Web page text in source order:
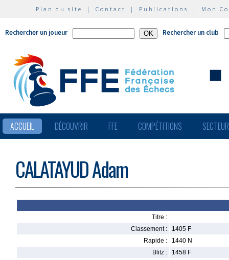
Plan du site | Contact | Publications | Mon
Rechercher un joueur Rechercher un club
ACCUEIL DÉCOUVRIR FFE COMPÉTITIONS
CALATAYUD Adam
Titre :
Classement :
1405 F
Rapide :
1440 N
Blitz :
1458 F